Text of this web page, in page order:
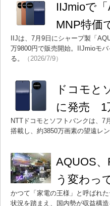
IIJmioで
MNP特価
IIJは、7月9日にシャープ製「
万9800円で販売開始。IIJmioモ
る。
（2026/7/9）
ドコモと
に発売 1
NTTドコモとソフトバンクは、7
搭載し、約3850万画素の望遠レ
AQUOS
う変わっ
かつて「家電の王様」と呼ばれ
状況を踏まえ、国内勢が収益構造